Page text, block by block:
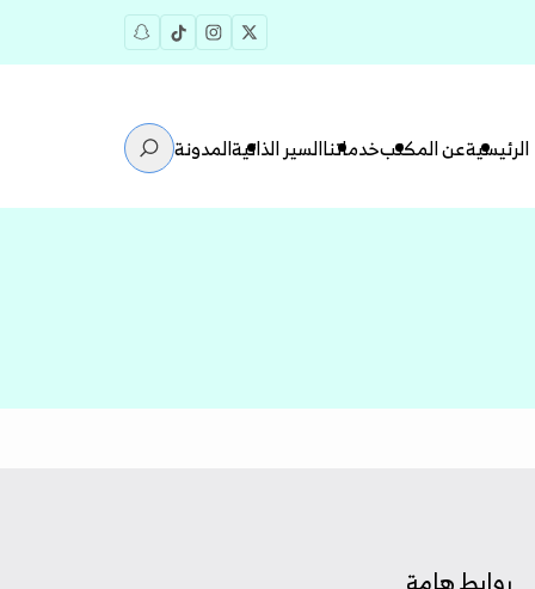
الرئيسيةعن المكتبخدماتناالسير الذاتيةالمدونة